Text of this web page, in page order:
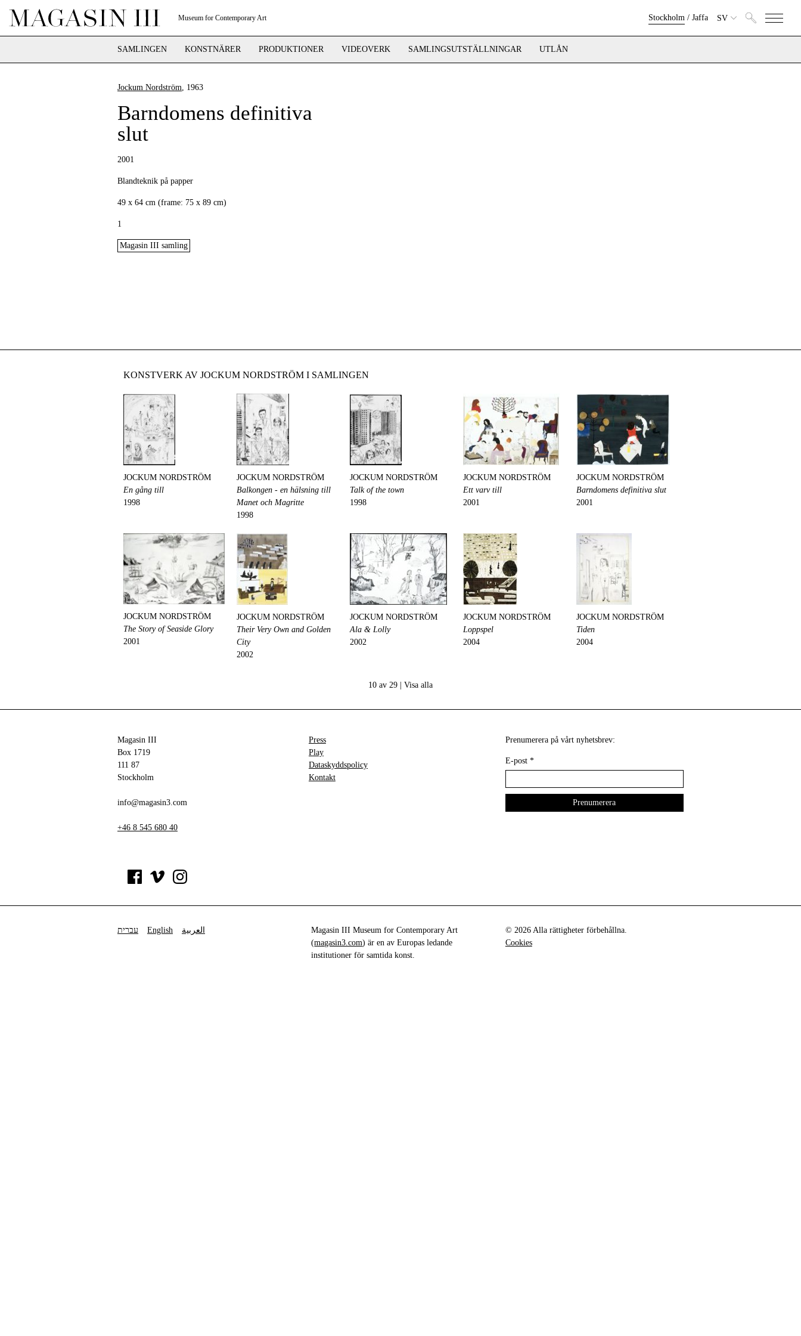
Museum for Contemporary Art Stockholm/ Jaffa SV
SAMLINGEN KONSTNÄRER PRODUKTIONER VIDEOVERK SAMLINGSUTSTÄLLNINGAR UTLÅN
Jockum Nordström, 1963
Barndomens definitiva
slut
2001
Blandteknik på papper
49 x 64 cm (frame: 75 x 89 cm)
1
Magasin III samling
KONSTVERK AV JOCKUM NORDSTRÖM I SAMLINGEN
JOCKUM NORDSTRÖM
En gång till
1998
JOCKUM NORDSTRÖM
Balkongen - en hälsning till
Manet och Magritte
1998
JOCKUM NORDSTRÖM
Talk of the town
1998
JOCKUM NORDSTRÖM
Ett varv till
2001
JOCKUM NORDSTRÖM
Barndomens definitiva slut
2001
JOCKUM NORDSTRÖM
The Story of Seaside Glory
2001
JOCKUM NORDSTRÖM
Their Very Own and Golden
City
2002
JOCKUM NORDSTRÖM
Ala & Lolly
2002
JOCKUM NORDSTRÖM
Loppspel
2004
JOCKUM NORDSTRÖM
Tiden
2004
10 av 29 | Visa alla
Magasin III
Box 1719
111 87
Stockholm
info@magasin3.com
+46 8 545 680 40
Press
Play
Dataskyddspolicy
Kontakt
Prenumerera på vårt nyhetsbrev:
E-post *
עברית English العربية
Magasin III Museum for Contemporary Art
(magasin3.com) är en av Europas ledande
institutioner för samtida konst.
© 2026 Alla rättigheter förbehållna.
Cookies